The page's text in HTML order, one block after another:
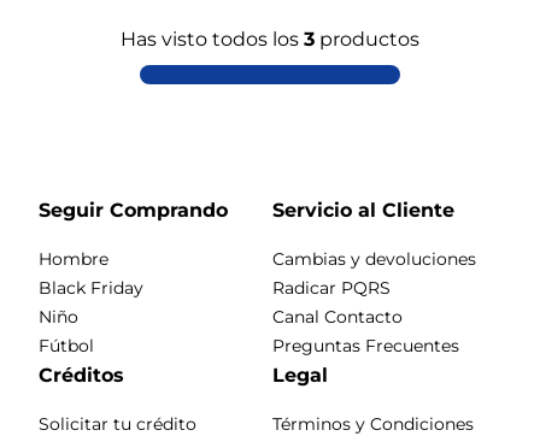
Has visto todos los 3 productos
Seguir Comprando
Hombre
Black Friday
Niño
Fútbol
Servicio al Cliente
Cambias y devoluciones
Radicar PQRS
Canal Contacto
Preguntas Frecuentes
Créditos
Solicitar tu crédito
Legal
Términos y Condiciones